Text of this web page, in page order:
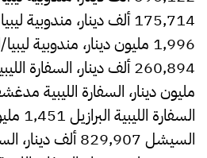
175,714 ألف دينار،
1,996 مليون دينار، مندوبية
السيشل 829,907 ألف